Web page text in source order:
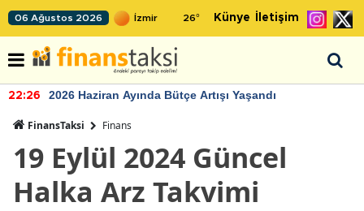
06 Ağustos 2026 26° Künye İletişim
22:26 2026 Haziran Ayında Bütçe Artışı Yaşandı
FinansTaksi Finans
19 Eylül 2024 Güncel
Halka Arz Takvimi